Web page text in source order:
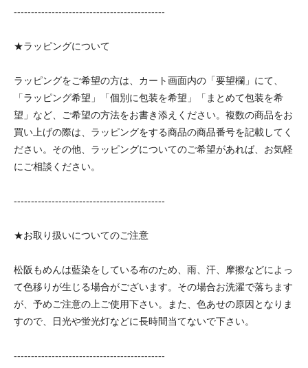
--------------------------------------------
★ラッピングについて
ラッピングをご希望の方は、カート画面内の「要望欄」にて、
「ラッピング希望」「個別に包装を希望」「まとめて包装を希
望」など、ご希望の方法をお書き添えください。複数の商品をお
買い上げの際は、ラッピングをする商品の商品番号を記載してく
ださい。その他、ラッピングについてのご希望があれば、お気軽
にご相談ください。
--------------------------------------------
★お取り扱いについてのご注意
松阪もめんは藍染をしている布のため、雨、汗、摩擦などによっ
て色移りが生じる場合がございます。その場合お洗濯で落ちます
が、予めご注意の上ご使用下さい。また、色あせの原因となりま
すので、日光や蛍光灯などに長時間当てないで下さい。
--------------------------------------------